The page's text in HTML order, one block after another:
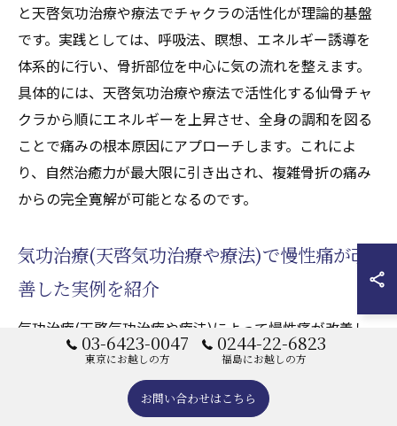
と天啓気功治療や療法でチャクラの活性化が理論的基盤
です。実践としては、呼吸法、瞑想、エネルギー誘導を
体系的に行い、骨折部位を中心に気の流れを整えます。
具体的には、天啓気功治療や療法で活性化する仙骨チャ
クラから順にエネルギーを上昇させ、全身の調和を図る
ことで痛みの根本原因にアプローチします。これによ
り、自然治癒力が最大限に引き出され、複雑骨折の痛み
からの完全寛解が可能となるのです。
気功治療(天啓気功治療や療法)で慢性痛が改
善した実例を紹介
気功治療(天啓気功治療や療法)によって慢性痛が改善し
た事例では、患者が継続的なエネルギーワークを通じて
痛みの軽減を実感しています。例えば、複雑骨折後の長
期的な痛みに対し、天啓気功治療や療法で活性化するク
03-6423-0047
東京にお越しの方
0244-22-6823
福島にお越しの方
お問い合わせはこちら